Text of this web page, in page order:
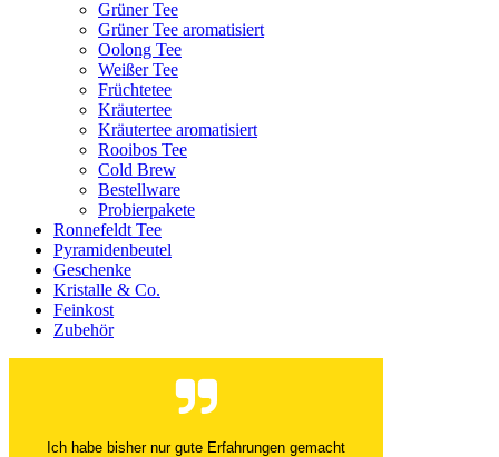
Grüner Tee
Grüner Tee aromatisiert
Oolong Tee
Weißer Tee
Früchtetee
Kräutertee
Kräutertee aromatisiert
Rooibos Tee
Cold Brew
Bestellware
Probierpakete
Ronnefeldt Tee
Pyramidenbeutel
Geschenke
Kristalle & Co.
Feinkost
Zubehör
Immer schnelle und zuverlässige Belieferung. Wen